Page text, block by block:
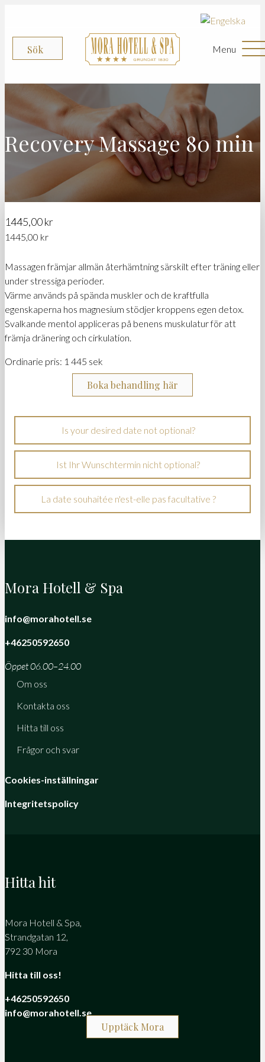
Sök Menu
Recovery Massage 80 min
1445,00kr
1445,00 kr
Massagen främjar allmän återhämtning särskilt efter träning eller
under stressiga perioder.
Värme används på spända muskler och de kraftfulla
egenskaperna hos magnesium stödjer kroppens egen detox.
Svalkande mentol appliceras på benens muskulatur för att
främja dränering och cirkulation.
Ordinarie pris: 1 445 sek
Boka behandling här
Is your desired date not optional?
Ist Ihr Wunschtermin nicht optional?
La date souhaitée n'est-elle pas facultative ?
Mora Hotell & Spa
info@morahotell.se
+46250592650
Öppet 06.00–24.00
Om oss
Kontakta oss
Hitta till oss
Frågor och svar
Cookies-inställningar
Integritetspolicy
Hitta hit
Mora Hotell & Spa,
Strandgatan 12,
792 30 Mora
Hitta till oss!
+46250592650
info@morahotell.se
Upptäck Mora